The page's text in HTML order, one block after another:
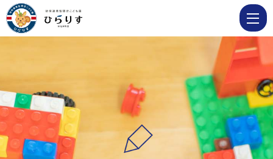
月
う
さ
ぎ
組